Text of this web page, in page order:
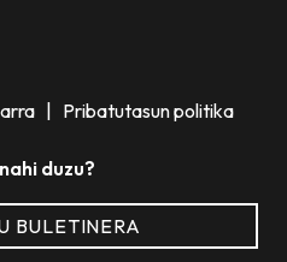
| Pribatutasun politika
duzu?
BULETINERA